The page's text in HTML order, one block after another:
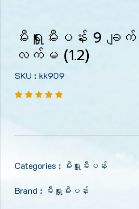
မီးရှူးမီးပန်း 9 ခ
လက်မ (1.2)
SKU : kk909
Categories : မီးရှူးမီးပန်း
Brand : မီးရှူးမီးပန်း